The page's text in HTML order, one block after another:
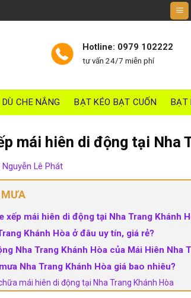
Hotline: 0979 102222
tư vấn 24/7 miễn phí
DÙ CHE NẮNG BẠT KÉO BẠT CUỐN BẠT
mái hiên di động tại Nha
Lê Phát
MƯA
xếp mái hiên di động tại Nha Trang Khánh
Khánh Hòa ở đâu uy tín, giá rẻ?
Nha Trang Khánh Hòa của Mái Hiên Nha
Nha Trang Khánh Hòa giá bao nhiêu?
mái hiên di động tại Nha Trang Khánh Hòa